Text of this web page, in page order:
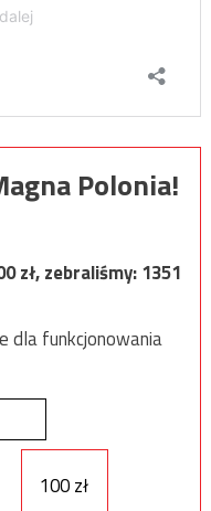
Polonia!
zł, zebraliśmy:1351
dla funkcjonowania
100 zł